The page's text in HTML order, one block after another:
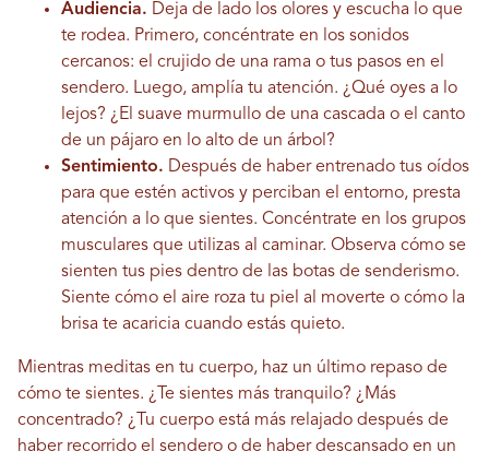
Audiencia. Deja de lado los olores y escucha lo que
te rodea. Primero, concéntrate en los sonidos
cercanos: el crujido de una rama o tus pasos en el
sendero. Luego, amplía tu atención. ¿Qué oyes a lo
lejos? ¿El suave murmullo de una cascada o el canto
de un pájaro en lo alto de un árbol?
Sentimiento. Después de haber entrenado tus oídos
para que estén activos y perciban el entorno, presta
atención a lo que sientes. Concéntrate en los grupos
musculares que utilizas al caminar. Observa cómo se
sienten tus pies dentro de las botas de senderismo.
Siente cómo el aire roza tu piel al moverte o cómo la
brisa te acaricia cuando estás quieto.
Mientras meditas en tu cuerpo, haz un último repaso de
cómo te sientes. ¿Te sientes más tranquilo? ¿Más
concentrado? ¿Tu cuerpo está más relajado después de
haber recorrido el sendero o de haber descansado en un